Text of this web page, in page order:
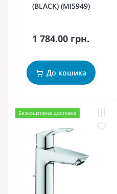
(BLACK) (MI5949)
1 784.00 грн.
До кошика
Безкоштовна доставка